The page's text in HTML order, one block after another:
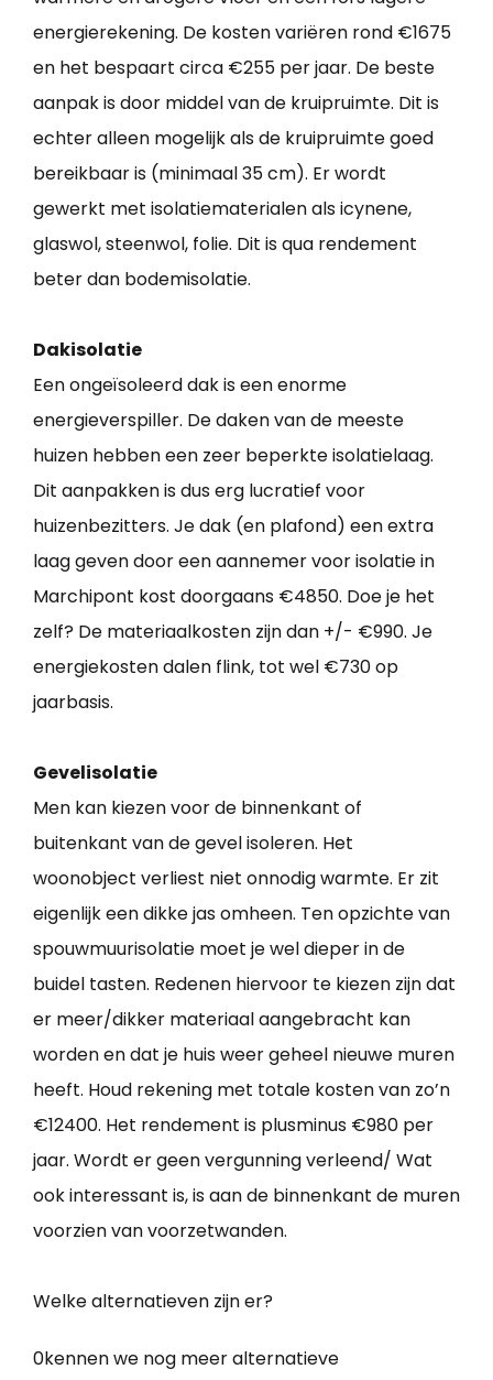
energierekening. De kosten variëren rond €1675
en het bespaart circa €255 per jaar. De beste
aanpak is door middel van de kruipruimte. Dit is
echter alleen mogelijk als de kruipruimte goed
bereikbaar is (minimaal 35 cm). Er wordt
gewerkt met isolatiematerialen als icynene,
glaswol, steenwol, folie. Dit is qua rendement
beter dan bodemisolatie.
Dakisolatie
Een ongeïsoleerd dak is een enorme
energieverspiller. De daken van de meeste
huizen hebben een zeer beperkte isolatielaag.
Dit aanpakken is dus erg lucratief voor
huizenbezitters. Je dak (en plafond) een extra
laag geven door een aannemer voor isolatie in
Marchipont kost doorgaans €4850. Doe je het
zelf? De materiaalkosten zijn dan +/- €990. Je
energiekosten dalen flink, tot wel €730 op
jaarbasis.
Gevelisolatie
Men kan kiezen voor de binnenkant of
buitenkant van de gevel isoleren. Het
woonobject verliest niet onnodig warmte. Er zit
eigenlijk een dikke jas omheen. Ten opzichte van
spouwmuurisolatie moet je wel dieper in de
buidel tasten. Redenen hiervoor te kiezen zijn dat
er meer/dikker materiaal aangebracht kan
worden en dat je huis weer geheel nieuwe muren
heeft. Houd rekening met totale kosten van zo’n
€12400. Het rendement is plusminus €980 per
jaar. Wordt er geen vergunning verleend/ Wat
ook interessant is, is aan de binnenkant de muren
voorzien van voorzetwanden.
Welke alternatieven zijn er?
0kennen we nog meer alternatieve